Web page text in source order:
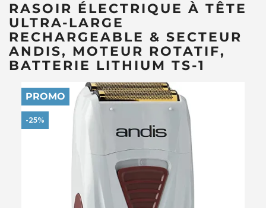
RASOIR ÉLECTRIQUE À TÊTE
ULTRA-LARGE
RECHARGEABLE & SECTEUR
ANDIS, MOTEUR ROTATIF,
BATTERIE LITHIUM TS-1
PROMO
-25%